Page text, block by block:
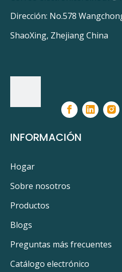
Dirección: No.578
ShaoXing, Zhejiang China
INFORMACIÓN
Hogar
Sobre nosotros
Productos
Blogs
Preguntas más frecuentes
Catálogo electrónico